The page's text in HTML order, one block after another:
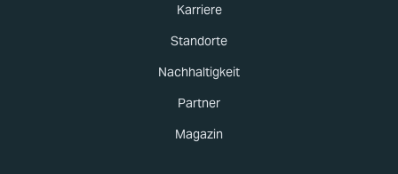
Karriere
Standorte
Nachhaltigkeit
Partner
Magazin